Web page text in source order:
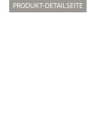
PRODUKT-DETAILSEITE